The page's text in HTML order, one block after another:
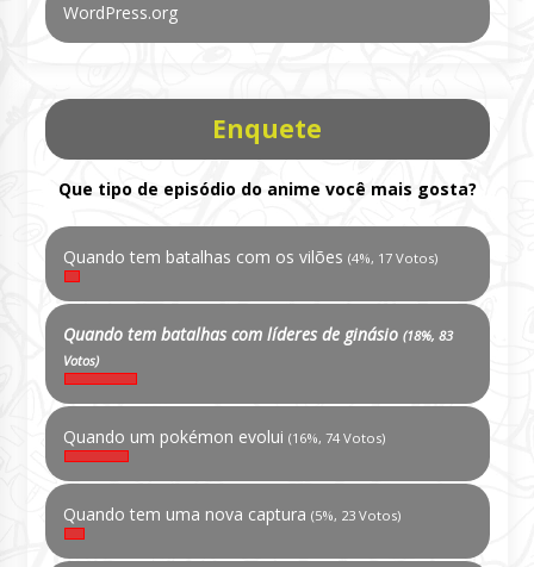
WordPress.org
Enquete
Que tipo de episódio do anime você mais gosta?
Quando tem batalhas com os vilões (4%, 17 Votos)
Quando tem batalhas com líderes de ginásio (18%, 83
Votos)
Quando um pokémon evolui (16%, 74 Votos)
Quando tem uma nova captura (5%, 23 Votos)